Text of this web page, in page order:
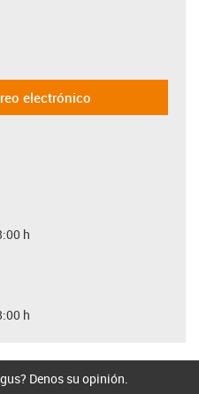
electrónico
h
h
Denos su opinión.